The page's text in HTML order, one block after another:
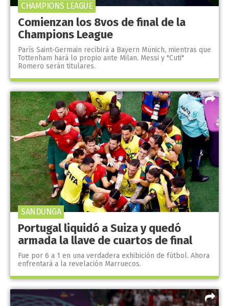
Comienzan los 8vos de final de la
Champions League
París Saint-Germain recibirá a Bayern Münich, mientras que
Tottenham hará lo propio ante Milan. Messi y "Cuti"
Romero serán titulares.
CHAMPIONS LEAGUE
Portugal liquidó a Suiza y quedó
armada la llave de cuartos de final
Fue por 6 a 1 en una verdadera exhibición de fútbol. Ahora
enfrentará a la revelación Marruecos.
SANDUNGA